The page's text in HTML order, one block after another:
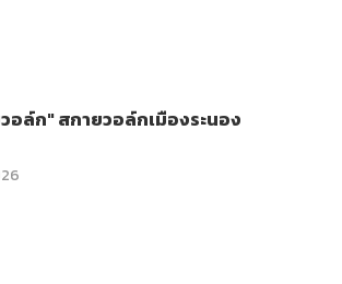
อล์ก" สกายวอล์กเมืองระนอง